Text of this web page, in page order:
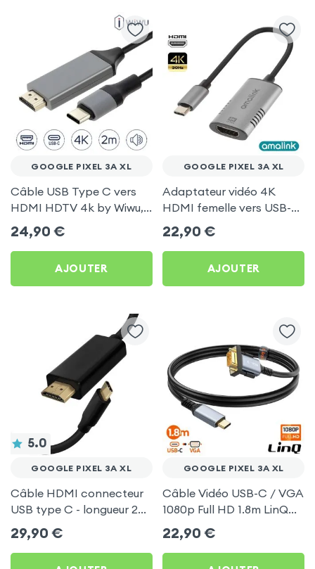
GOOGLE PIXEL 3A XL
Câble USB Type C vers
HDMI HDTV 4k by Wiwu,
2 mètres - Noir pour
Google Pixel 3A XL
24,90 €
AJOUTER
GOOGLE PIXEL 3A XL
Adaptateur vidéo 4K
HDMI femelle vers USB-C
mâle pour Google Pixel 3A
XL
22,90 €
AJOUTER
5.0
GOOGLE PIXEL 3A XL
Câble HDMI connecteur
USB type C - longueur 2
mètres pour Google Pixel
3A XL
29,90 €
GOOGLE PIXEL 3A XL
Câble Vidéo USB-C / VGA
1080p Full HD 1.8m LinQ
pour Google Pixel 3A XL
22,90 €